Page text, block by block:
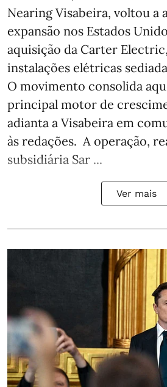
Nearing Visabeira, voltou a
expansão nos Estados
aquisição da Carter
instalações elétricas
O movimento consolida
principal motor de
adianta a Visabeira em
às redações. A operação,
subsidiária Sar ...
Ver mais